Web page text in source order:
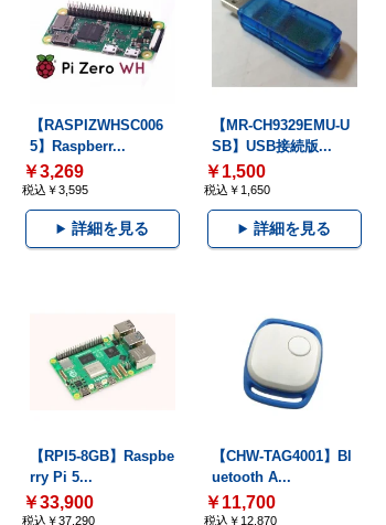
【RASPIZWHSC006
5】Raspberr...
￥3,269
税込￥3,595
詳細を見る
【MR-CH9329EMU-U
SB】USB接続版...
￥1,500
税込￥1,650
詳細を見る
【RPI5-8GB】Raspbe
rry Pi 5...
￥33,900
税込￥37,290
【CHW-TAG4001】Bl
uetooth A...
￥11,700
税込￥12,870